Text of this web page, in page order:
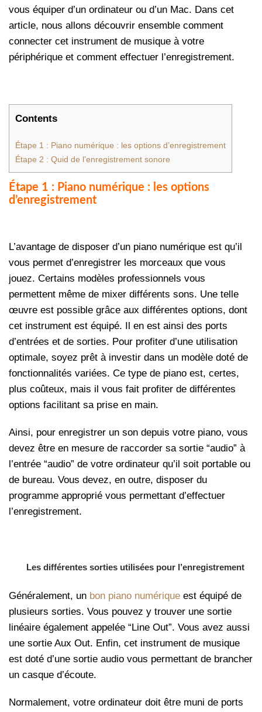
vous équiper d’un ordinateur ou d’un Mac. Dans cet
article, nous allons découvrir ensemble comment
connecter cet instrument de musique à votre
périphérique et comment effectuer l’enregistrement.
Contents
Étape 1 : Piano numérique : les options d’enregistrement
Étape 2 : Quid de l’enregistrement sonore
Étape 1 : Piano numérique : les options
d’enregistrement
L’avantage de disposer d’un piano numérique est qu’il
vous permet d’enregistrer les morceaux que vous
jouez. Certains modèles professionnels vous
permettent même de mixer différents sons. Une telle
œuvre est possible grâce aux différentes options, dont
cet instrument est équipé. Il en est ainsi des ports
d’entrées et de sorties. Pour profiter d’une utilisation
optimale, soyez prêt à investir dans un modèle doté de
fonctionnalités variées. Ce type de piano est, certes,
plus coûteux, mais il vous fait profiter de différentes
options facilitant sa prise en main.
Ainsi, pour enregistrer un son depuis votre piano, vous
devez être en mesure de raccorder sa sortie “audio” à
l’entrée “audio” de votre ordinateur qu’il soit portable ou
de bureau. Vous devez, en outre, disposer du
programme approprié vous permettant d’effectuer
l’enregistrement.
Les différentes sorties utilisées pour l’enregistrement
Généralement, un bon piano numérique est équipé de
plusieurs sorties. Vous pouvez y trouver une sortie
linéaire également appelée “Line Out”. Vous avez aussi
une sortie Aux Out. Enfin, cet instrument de musique
est doté d’une sortie audio vous permettant de brancher
un casque d’écoute.
Normalement, votre ordinateur doit être muni de ports